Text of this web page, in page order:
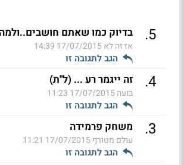
5
. בדיוק כמו שאתם
אז זה לא17/07/2015 14:39
הגב לתגובה זו
4
. זה ייגמר רע ... (ל"ת)
בועה17/07/2015 11:23
הגב לתגובה זו
3
. משחק פרמידה
עולם מטורף17/07/2015 11:21
הגב לתגובה זו